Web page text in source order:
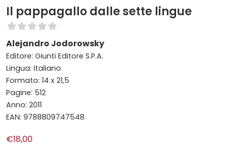
Il pappagallo dalle sette lingue
Alejandro Jodorowsky
Editore: Giunti Editore S.P.A.
Lingua: Italiano
Formato: 14 x 21,5
Pagine: 512
Anno: 2011
EAN: 9788809747548
€18,00